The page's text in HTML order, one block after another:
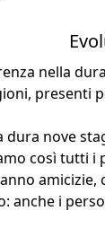
nella
presenti
dura nove
così tutti i
anche i